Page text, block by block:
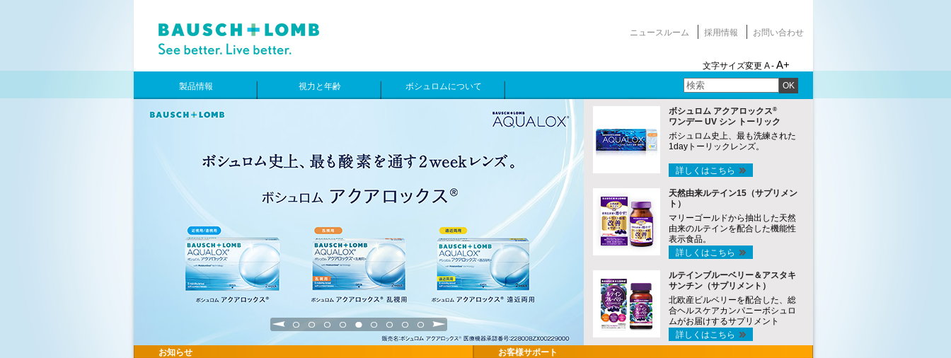
ニュースルーム 採用情報 お問い合わせ
文字サイズ変更 A - A+
OK
製品情報 視力と年齢 ボシュロムについて
1 2 3 4 5 6 7 8 9
ボシュロム アクアロックス®
ワンデー UV シン トーリック
ボシュロム史上、最も洗練された
1dayトーリックレンズ。
詳しくはこちら
天然由来ルテイン15（サプリメン
ト）
マリーゴールドから抽出した天然
由来のルテインを配合した機能性
表示食品。
詳しくはこちら
ルテインブルーベリー＆アスタキ
サンチン（サプリメント）
北欧産ビルベリーを配合した、総
合ヘルスケアカンパニーボシュロ
ムがお届けするサプリメント
詳しくはこちら
お知らせ
お客様サポート